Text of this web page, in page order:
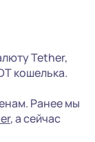
Tether,
кошелька.
Ранее мы
, а сейчас